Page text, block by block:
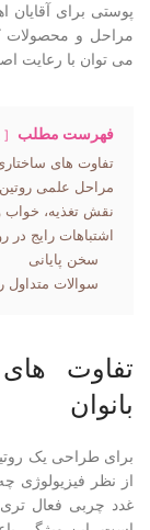
پوستی برای
مراحل و محصولات
می توان با رعایت
فهرست مطلب
تفاوت های
مراحل علمی
نقش تغذیه،
اشتباهات رایج در
سخن پایانی
سوالات متداول
تفاوت
بانوان
برای طراحی یک
از نظر فیزیولوژی
غدد چربی فعال